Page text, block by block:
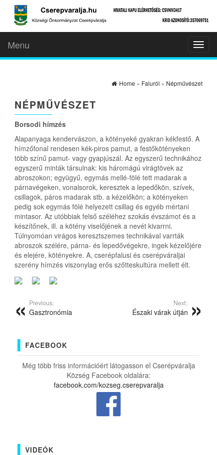
Menu
Home » Faluról » Népművészet
NÉPMŰVÉSZET
Borsodi hímzés
Alapanyaga kendervászon, a kötényeké gyakran kékfestő. A
hímzőfonal rendesen kék-piros pamut, a festőkötényeken
több színű pamut- vagy gyapjúszál. Az egyszerű technikához
egyszerű minták társulnak: kis háromágú virágtövek az
abroszokon; együgyű, egymás mellé-fölé tett madarak a
párnavégeken, vonalsorok, keresztek a lepedőkön, szívek,
csillagok, páros madarak stb. a kézelőkön; a kötényeken
pedig sok egymás fölé helyezett csillag és egyéb mértani
mintasor. Az utóbbiak felső széléhez szokás évszámot és a
készítőnek, ill. a kötény viselőjének a nevét kivarrni.
Túlnyomóan virágos keresztszemes technikával varrták
abroszok szélére, párna- és lepedővégekre, ingek kézelőjére
és elejére, kötényekre. A, cserépfalusi és cserépváraljai
szerény hímzés viszonylag erős szőtteskultúra mellett élt.
Previous:
Gasztronómia
Next:
Északi várak útján
FACEBOOK
Még több friss információért látogasson el Cserépváralja
Község Facebook oldalára:
facebook.com/kozseg.cserepvaralja
VIDEÓK